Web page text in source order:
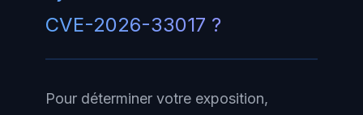
CVE-2026-33017 ?
Pour déterminer votre exposition,